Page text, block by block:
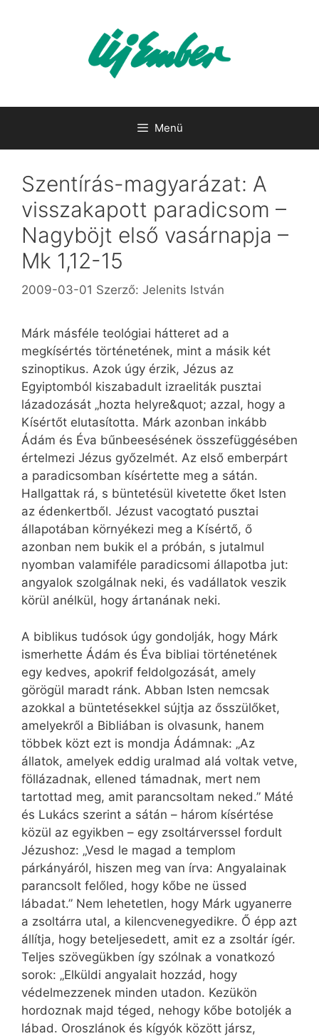
Menü
Szentírás-magyarázat: A
visszakapott paradicsom –
Nagyböjt első vasárnapja –
Mk 1,12-15
2009-03-01 Szerző: Jelenits István
Márk másféle teológiai hátteret ad a
megkísértés történetének, mint a másik két
szinoptikus. Azok úgy érzik, Jézus az
Egyiptomból kiszabadult izraeliták pusztai
lázadozását „hozta helyre&quot; azzal, hogy a
Kísértőt elutasította. Márk azonban inkább
Ádám és Éva bűnbeesésének összefüggésében
értelmezi Jézus győzelmét. Az első emberpárt
a paradicsomban kísértette meg a sátán.
Hallgattak rá, s büntetésül kivetette őket Isten
az édenkertből. Jézust vacogtató pusztai
állapotában környékezi meg a Kísértő, ő
azonban nem bukik el a próbán, s jutalmul
nyomban valamiféle paradicsomi állapotba jut:
angyalok szolgálnak neki, és vadállatok veszik
körül anélkül, hogy ártanának neki.
A biblikus tudósok úgy gondolják, hogy Márk
ismerhette Ádám és Éva bibliai történetének
egy kedves, apokrif feldolgozását, amely
görögül maradt ránk. Abban Isten nemcsak
azokkal a büntetésekkel sújtja az ősszülőket,
amelyekről a Bibliában is olvasunk, hanem
többek közt ezt is mondja Ádámnak: „Az
állatok, amelyek eddig uralmad alá voltak vetve,
föllázadnak, ellened támadnak, mert nem
tartottad meg, amit parancsoltam neked.” Máté
és Lukács szerint a sátán – három kísértése
közül az egyikben – egy zsoltárverssel fordult
Jézushoz: „Vesd le magad a templom
párkányáról, hiszen meg van írva: Angyalainak
parancsolt felőled, hogy kőbe ne üssed
lábadat.” Nem lehetetlen, hogy Márk ugyanerre
a zsoltárra utal, a kilencvenegyedikre. Ő épp azt
állítja, hogy beteljesedett, amit ez a zsoltár ígér.
Teljes szövegükben így szólnak a vonatkozó
sorok: „Elküldi angyalait hozzád, hogy
védelmezzenek minden utadon. Kezükön
hordoznak majd téged, nehogy kőbe botoljék a
lábad. Oroszlánok és kígyók között jársz,